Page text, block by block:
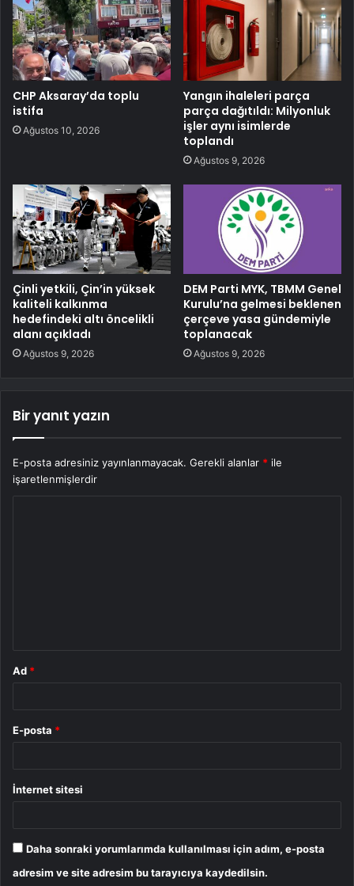
CHP Aksaray’da toplu
istifa
Ağustos 10, 2026
Yangın ihaleleri parça
parça dağıtıldı: Milyonluk
işler aynı isimlerde
toplandı
Ağustos 9, 2026
Çinli yetkili, Çin’in yüksek
kaliteli kalkınma
hedefindeki altı öncelikli
alanı açıkladı
Ağustos 9, 2026
DEM Parti MYK, TBMM Genel
Kurulu’na gelmesi beklenen
çerçeve yasa gündemiyle
toplanacak
Ağustos 9, 2026
Bir yanıt yazın
E-posta adresiniz yayınlanmayacak. Gerekli alanlar * ile
işaretlenmişlerdir
Ad *
E-posta *
İnternet sitesi
Daha sonraki yorumlarımda kullanılması için adım, e-posta
adresim ve site adresim bu tarayıcıya kaydedilsin.